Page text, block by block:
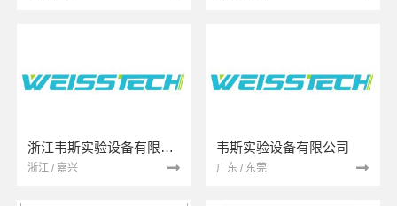
浙江韦斯实验设备有限公司
浙江 / 嘉兴
韦斯实验设备有限公司
广东 / 东莞